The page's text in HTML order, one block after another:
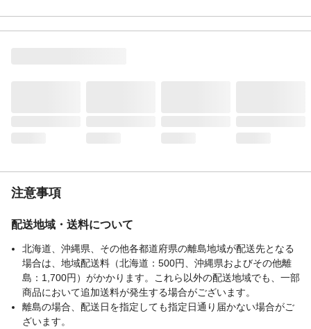
注意事項
配送地域・送料について
北海道、沖縄県、その他各都道府県の離島地域が配送先となる
場合は、地域配送料（北海道：500円、沖縄県およびその他離
島：1,700円）がかかります。これら以外の配送地域でも、一部
商品において追加送料が発生する場合がございます。
離島の場合、配送日を指定しても指定日通り届かない場合がご
ざいます。